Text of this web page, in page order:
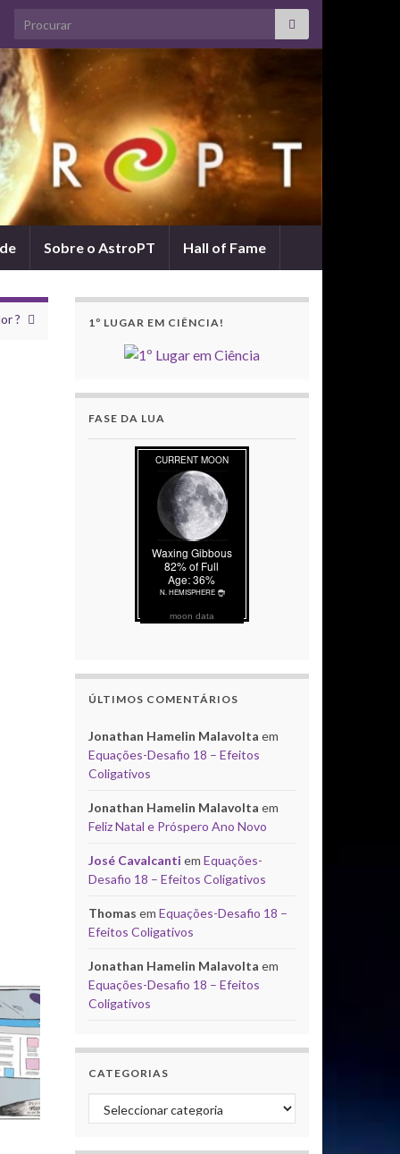
Search for:
Sobre o AstroPT Hall of Fame
? 1º LUGAR EM CIÊNCIA!
FASE DA LUA
moon data
ÚLTIMOS COMENTÁRIOS
Jonathan Hamelin Malavolta em
Equações-Desafio 18 – Efeitos
Coligativos
Jonathan Hamelin Malavolta em
Feliz Natal e Próspero Ano Novo
José Cavalcanti em Equações-
Desafio 18 – Efeitos Coligativos
Thomas em Equações-Desafio 18 –
Efeitos Coligativos
Jonathan Hamelin Malavolta em
Equações-Desafio 18 – Efeitos
Coligativos
CATEGORIAS
Categorias